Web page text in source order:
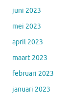
juni 2023
mei 2023
april 2023
maart 2023
februari 2023
januari 2023